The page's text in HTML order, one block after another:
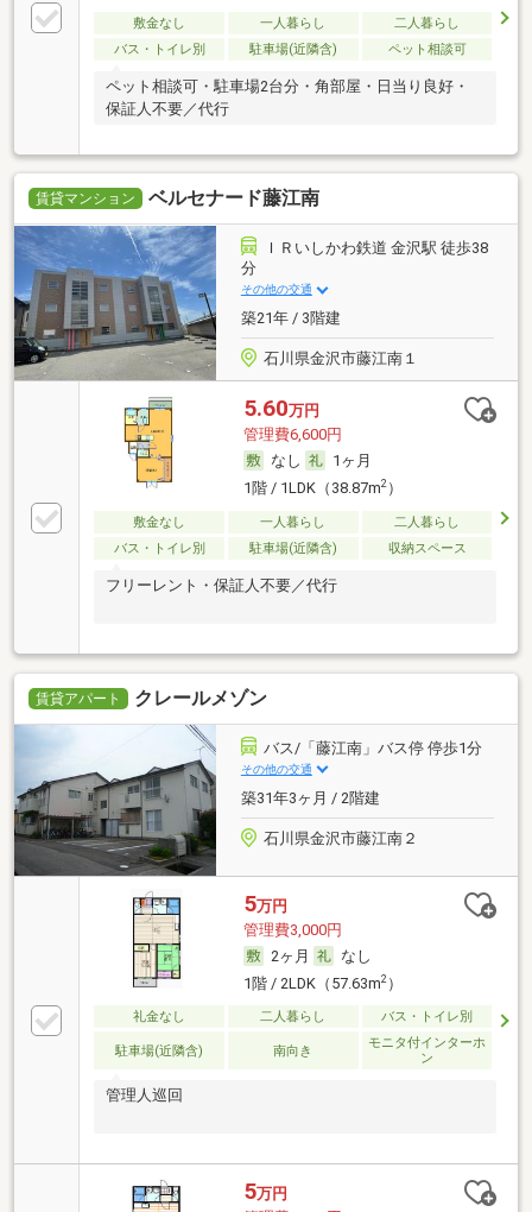
敷金なし 一人暮らし
二人暮らし
バス・トイレ別
駐車場(近隣含) ペット相談可
ペット相談可・駐車場2台分・角部屋・日当り良好・
保証人不要／代行
賃貸マンション ベルセナード藤江南
ＩＲいしかわ鉄道 金沢駅 徒歩38
分
その他の交通
築21年 / 3階建
石川県金沢市藤江南１
5.60万円
管理費6,600円
なし
1ヶ月
1階 / 1LDK（38.87m2）
敷金なし 一人暮らし
二人暮らし
バス・トイレ別
駐車場(近隣含) 収納スペース
フリーレント・保証人不要／代行
賃貸アパート クレールメゾン
バス/「藤江南」バス停 停歩1分
その他の交通
築31年3ヶ月 / 2階建
石川県金沢市藤江南２
5万円
管理費3,000円
2ヶ月
なし
1階 / 2LDK（57.63m2）
礼金なし 二人暮らし バス・トイレ別
駐車場(近隣含) 南向き
モニタ付インターホ
ン
管理人巡回
5万円